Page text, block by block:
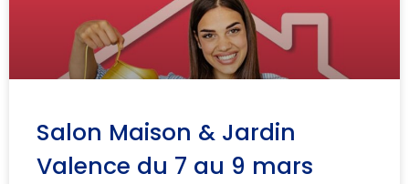
Salon Maison & Jardin
Valence du 7 au 9 mars